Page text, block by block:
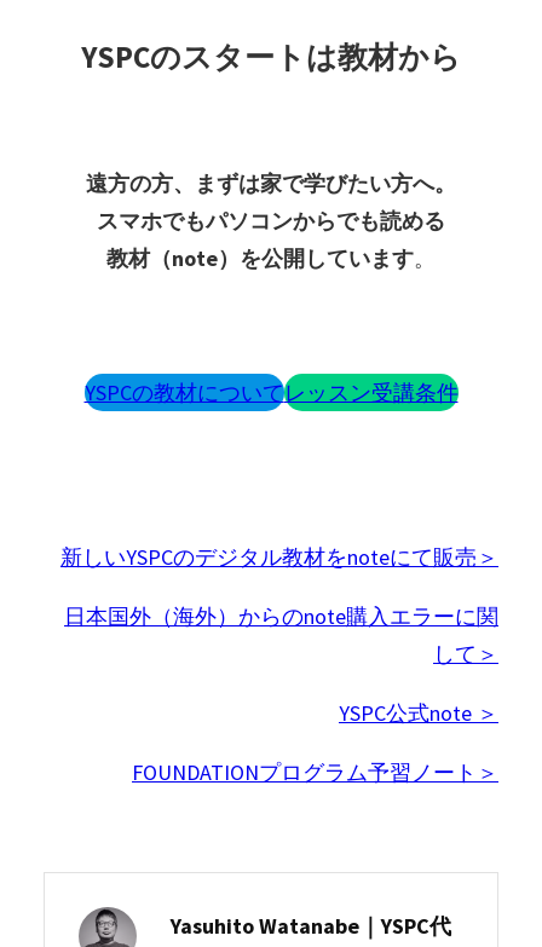
YSPCのスタートは教材から
遠方の方、まずは家で学びたい方へ。
スマホでもパソコンからでも読める
教材（note）を公開しています。
YSPCの教材についてレッスン受講条件
新しいYSPCのデジタル教材をnoteにて販売＞
日本国外（海外）からのnote購入エラーに関
して＞
YSPC公式note ＞
FOUNDATIONプログラム予習ノート＞
Yasuhito Watanabe｜YSPC代